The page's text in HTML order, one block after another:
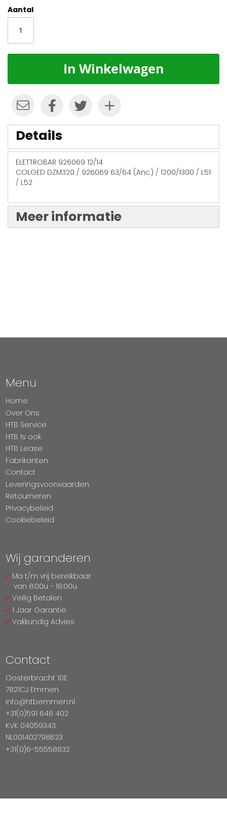
Aantal
In Winkelwagen
Details
ELETTROBAR 926069 12/14
COLGED DZM320 / 926069 63/64 (Anc.) / 1200/1300 / L51
/ L52
Meer informatie
Menu
Home
Over Ons
HTB Service
HTB Is ook
HTB Lease
Fabrikanten
Contact
Leveringsvoorwaarden
Retourneren
Privacybeleid
Cookiebeleid
Wij garanderen
Ma t/m vrij bereikbaar
van 8:00u - 18:00u
Veilig Betalen
1 Jaar Garantie
Vakkundig Advies
Contact
Oosterbracht 10E
7821CJ Emmen
info@htbemmen.nl
+31(0)591 648 402
KVK 04059343
NL001402798B23
+31(0)6-55558832